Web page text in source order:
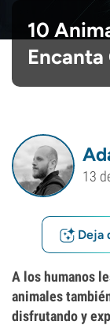
10
13
Deja
A los humanos
animales
disfrutando y